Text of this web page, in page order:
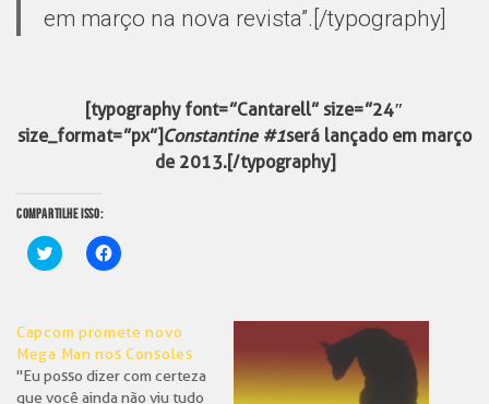
em março na nova revista”.[/typography]
[typography font=”Cantarell” size=”24″
size_format=”px”] Constantine #1será lançado em março
de 2013.[/typography]
COMPARTILHE ISSO:
Clique
para
nova
janela)
Clique
para
nova
janela)
Capcom promete novo
Mega Man nos Consoles
"Eu posso dizer com certeza
que você ainda não viu tudo